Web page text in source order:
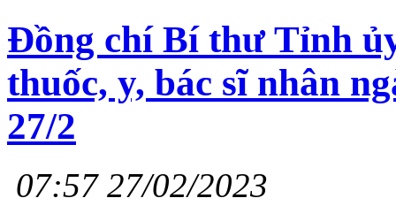
Đồng chí Bí thư Tỉnh
thuốc, y, bác sĩ nhân
27/2
07:57 27/02/2023